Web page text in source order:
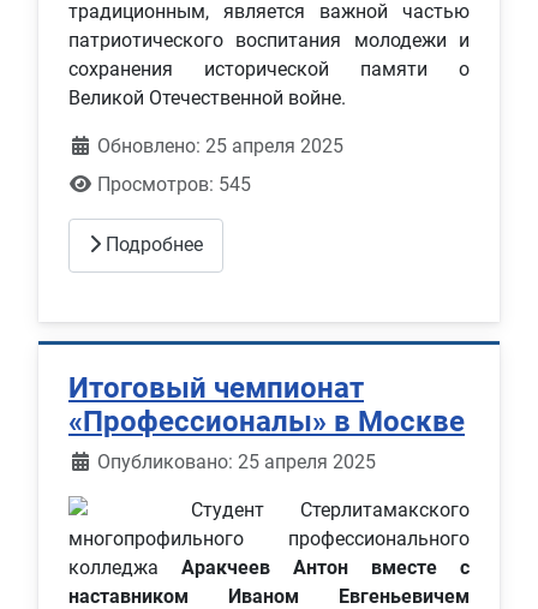
традиционным, является важной частью
патриотического воспитания молодежи и
сохранения исторической памяти о
Великой Отечественной войне.
Обновлено: 25 апреля 2025
Просмотров: 545
Подробнее
Итоговый чемпионат
«Профессионалы» в Москве
Информация о материале
Опубликовано: 25 апреля 2025
Студент Стерлитамакского
многопрофильного профессионального
колледжа Аракчеев Антон вместе с
наставником Иваном Евгеньевичем